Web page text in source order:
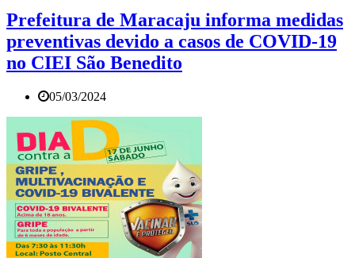
Prefeitura de Maracaju informa medidas
preventivas devido a casos de COVID-19
no CIEI São Benedito
05/03/2024